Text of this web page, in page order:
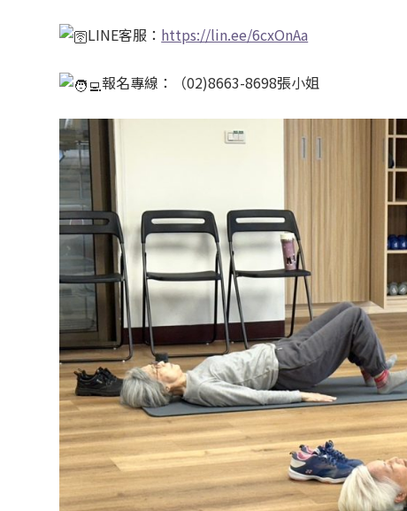
LINE客服： https://lin.ee/6cxOnAa
報名專線：（02)8663-8698張小姐